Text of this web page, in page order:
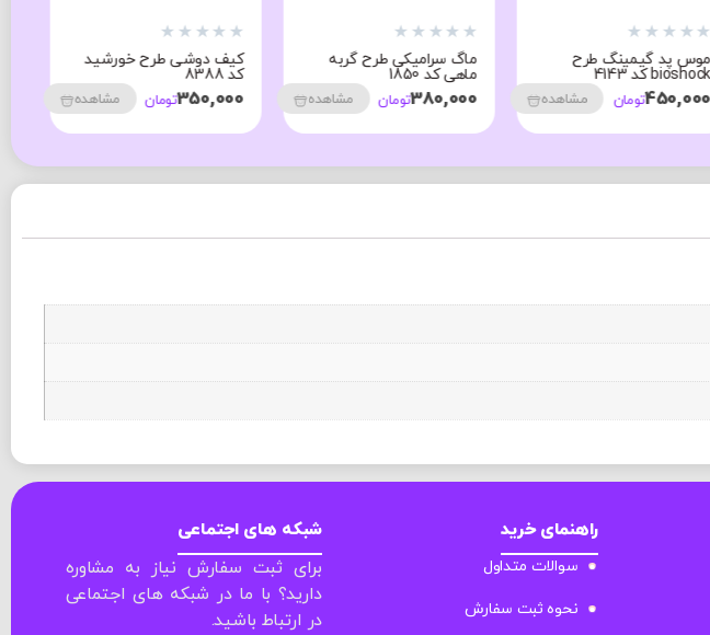
★
★
★
★
★
موس پد گیمینگ طرح
bioshock کد 4143
450,000تومان مشاهده
★
★
★
★
★
ماگ سرامیکی طرح گربه
ماهی کد 1850
380,000تومان مشاهده
★
★
★
★
★
کیف دوشی طرح خورشید
کد 8388
350,000تومان مشاهده
راهنمای خرید
سوالات متداول
نحوه ثبت سفارش
شبکه های اجتماعی
برای ثبت سفارش نیاز به مشاوره
دارید؟ با ما در شبکه های اجتماعی
در ارتباط باشید.